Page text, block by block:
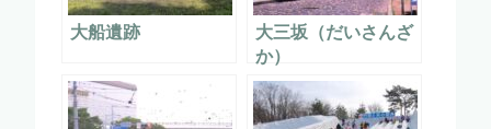
大船遺跡
大三坂（だいさんざ
か）